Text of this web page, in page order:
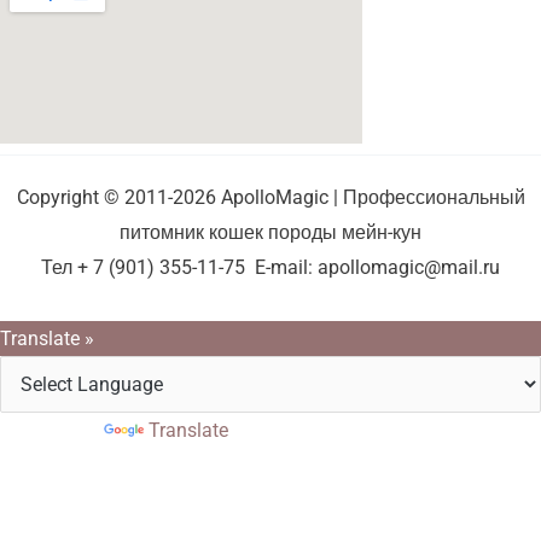
Copyright © 2011-2026 ApolloMagic | Профессиональный
питомник кошек породы мейн-кун
Тел + 7 (901) 355-11-75 E-mail: apollomagic@mail.ru
Translate »
Translate